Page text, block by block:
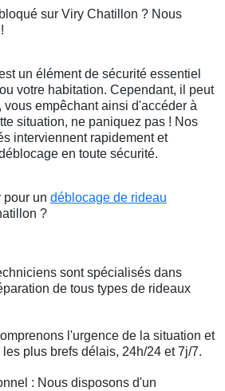
sur Viry Chatillon ? Nous
un élément de sécurité essentiel
votre habitation. Cependant, il peut
empêchant ainsi d'accéder à
situation, ne paniquez pas ! Nos
interviennent rapidement et
en toute sécurité.
pour un déblocage de rideau
?
sont spécialisés dans
de tous types de rideaux
l'urgence de la situation et
plus brefs délais, 24h/24 et 7j/7.
: Nous disposons d'un